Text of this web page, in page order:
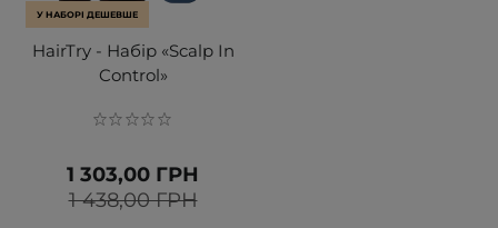
У НАБОРІ ДЕШЕВШЕ
HairTry - Набір «Scalp In
Control»
1 438,00 ГРН
1 303,00 ГРН